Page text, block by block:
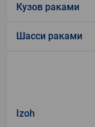
Кузов раками
Шасси раками
Izoh